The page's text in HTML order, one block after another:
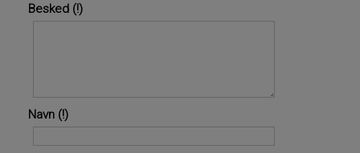
Besked
Navn